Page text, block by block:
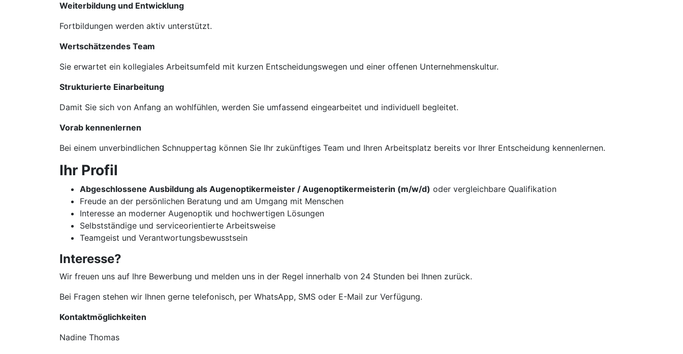
Weiterbildung und Entwicklung
Fortbildungen werden aktiv unterstützt.
Wertschätzendes Team
Sie erwartet ein kollegiales Arbeitsumfeld mit kurzen Entscheidungswegen und einer offenen Unternehmenskultur.
Strukturierte Einarbeitung
Damit Sie sich von Anfang an wohlfühlen, werden Sie umfassend eingearbeitet und individuell begleitet.
Vorab kennenlernen
Bei einem unverbindlichen Schnuppertag können Sie Ihr zukünftiges Team und Ihren Arbeitsplatz bereits vor Ihrer Entscheidung kennenlernen.
Ihr Profil
Abgeschlossene Ausbildung als Augenoptikermeister / Augenoptikermeisterin (m/w/d) oder vergleichbare Qualifikation
Freude an der persönlichen Beratung und am Umgang mit Menschen
Interesse an moderner Augenoptik und hochwertigen Lösungen
Selbstständige und serviceorientierte Arbeitsweise
Teamgeist und Verantwortungsbewusstsein
Interesse?
Wir freuen uns auf Ihre Bewerbung und melden uns in der Regel innerhalb von 24 Stunden bei Ihnen zurück.
Bei Fragen stehen wir Ihnen gerne telefonisch, per WhatsApp, SMS oder E-Mail zur Verfügung.
Kontaktmöglichkeiten
Nadine Thomas